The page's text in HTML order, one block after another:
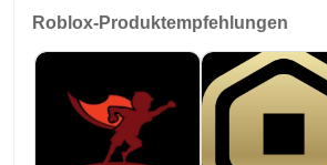
Roblox-Produktempfehlungen